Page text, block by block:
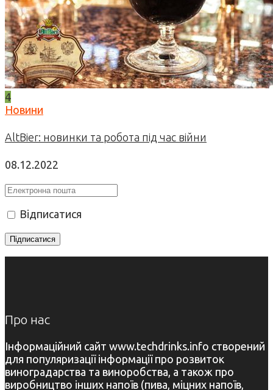
4
Новини
AltBier: новинки та робота під час війни
08.12.2022
Відписатися
Про нас
Інформаційний сайт www.techdrinks.info створений
для популяризації інформації про розвиток
виноградарства та виноробства, а також про
виробництво інших напоїв (пива, міцних напоїв,